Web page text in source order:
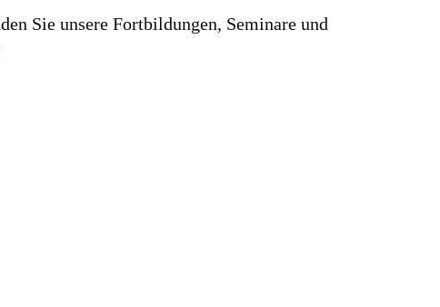
Sie unsere Fortbildungen, Seminare und